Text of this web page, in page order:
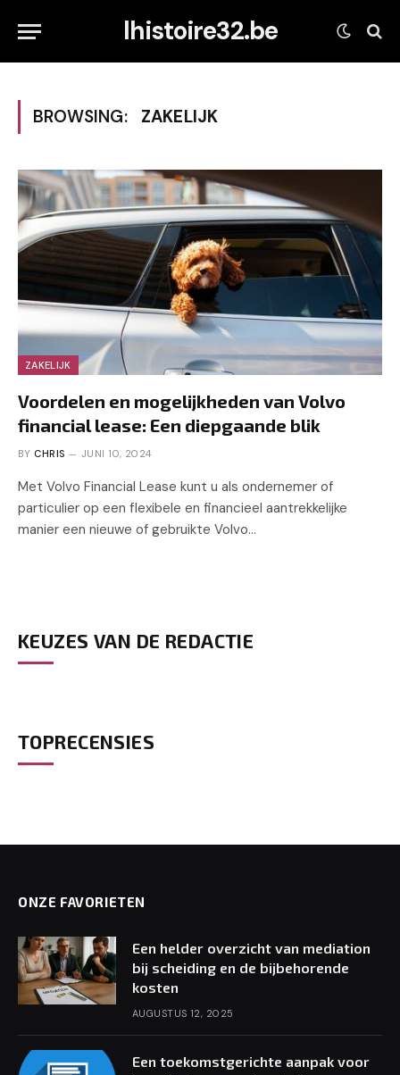
lhistoire32.be
BROWSING: ZAKELIJK
ZAKELIJK
Voordelen en mogelijkheden van Volvo
financial lease: Een diepgaande blik
BY CHRIS JUNI 10, 2024
Met Volvo Financial Lease kunt u als ondernemer of
particulier op een flexibele en financieel aantrekkelijke
manier een nieuwe of gebruikte Volvo…
KEUZES VAN DE REDACTIE
TOPRECENSIES
ONZE FAVORIETEN
Een helder overzicht van mediation
bij scheiding en de bijbehorende
kosten
AUGUSTUS 12, 2025
Een toekomstgerichte aanpak voor